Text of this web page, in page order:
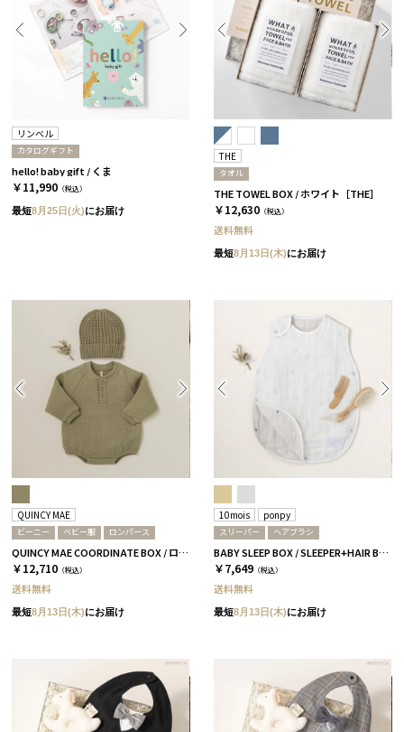
リンベル
カタログギフト
hello! baby gift / くま
￥11,990 （税込）
最短8月25日(火)にお届け
THE
タオル
THE TOWEL BOX / ホワイト［THE］
￥12,630 （税込）
送料無料
最短8月13日(木)にお届け
QUINCY MAE
ビーニー ベビー服 ロンパース
QUINCY MAE COORDINATE BOX / ロンパース＋ビーニー / オリーブ［クインシーメイ］
￥12,710 （税込）
送料無料
最短8月13日(木)にお届け
10mois ponpy
スリーパー ヘアブラシ
BABY SLEEP BOX / SLEEPER+HAIR BRUSH / グレー
￥7,649 （税込）
送料無料
最短8月13日(木)にお届け